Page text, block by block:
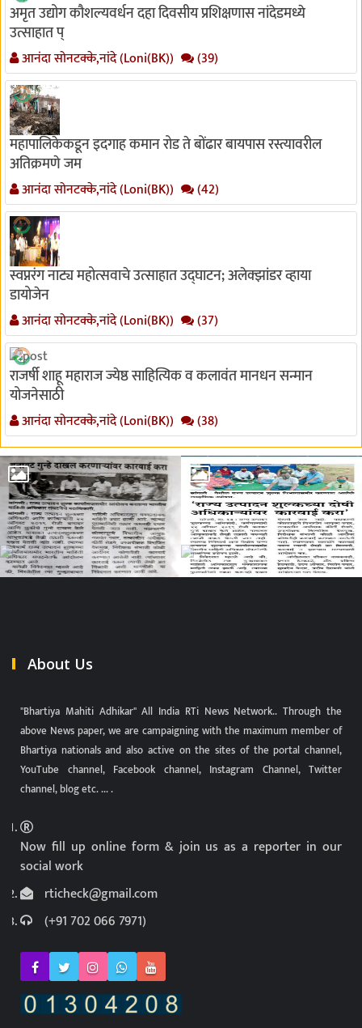
अमृत उद्योग कौशल्यवर्धन दहा दिवसीय प्रशिक्षणास नांदेडमध्ये
उत्साहात प्
आनंदा सोनटक्के,नांदे (Loni(BK)) (39)
महापालिकेकडून इदगाह कमान रोड ते बोंढार बायपास रस्त्यावरील
अतिक्रमणे जम
आनंदा सोनटक्के,नांदे (Loni(BK)) (42)
स्वप्नरंग नाट्य महोत्सवाचे उत्साहात उद्घाटन; अलेक्झांडर व्हाया
डायोजेन
आनंदा सोनटक्के,नांदे (Loni(BK)) (37)
राजर्षी शाहू महाराज ज्येष्ठ साहित्यिक व कलावंत मानधन सन्मान
योजनेसाठी
आनंदा सोनटक्के,नांदे (Loni(BK)) (38)
About Us
"Bhartiya Mahiti Adhikar" All India RTi News Network.. Through the
above News paper, we are campaigning with the maximum member of
Bhartiya nationals and also active on the sites of the portal channel,
YouTube channel, Facebook channel, Instagram Channel, Twitter
channel, blog etc. ... .
Now fill up online form & join us as a reporter in our
social work
rticheck@gmail.com
(+91 702 066 7971)